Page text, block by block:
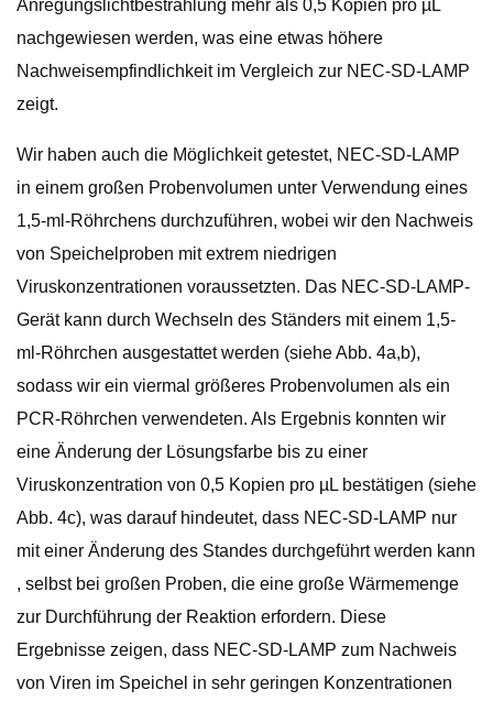
Anregungslichtbestrahlung mehr als 0,5 Kopien pro µL
nachgewiesen werden, was eine etwas höhere
Nachweisempfindlichkeit im Vergleich zur NEC-SD-LAMP
zeigt.
Wir haben auch die Möglichkeit getestet, NEC-SD-LAMP
in einem großen Probenvolumen unter Verwendung eines
1,5-ml-Röhrchens durchzuführen, wobei wir den Nachweis
von Speichelproben mit extrem niedrigen
Viruskonzentrationen voraussetzten. Das NEC-SD-LAMP-
Gerät kann durch Wechseln des Ständers mit einem 1,5-
ml-Röhrchen ausgestattet werden (siehe Abb. 4a,b),
sodass wir ein viermal größeres Probenvolumen als ein
PCR-Röhrchen verwendeten. Als Ergebnis konnten wir
eine Änderung der Lösungsfarbe bis zu einer
Viruskonzentration von 0,5 Kopien pro µL bestätigen (siehe
Abb. 4c), was darauf hindeutet, dass NEC-SD-LAMP nur
mit einer Änderung des Standes durchgeführt werden kann
, selbst bei großen Proben, die eine große Wärmemenge
zur Durchführung der Reaktion erfordern. Diese
Ergebnisse zeigen, dass NEC-SD-LAMP zum Nachweis
von Viren im Speichel in sehr geringen Konzentrationen